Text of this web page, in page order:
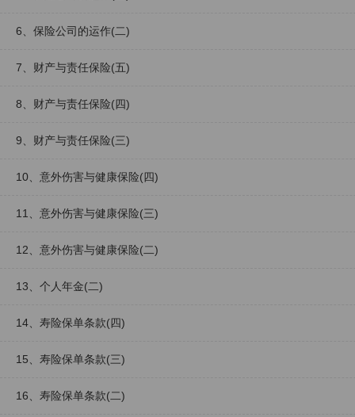
6、保险公司的运作(二)
7、财产与责任保险(五)
8、财产与责任保险(四)
9、财产与责任保险(三)
10、意外伤害与健康保险(四)
11、意外伤害与健康保险(三)
12、意外伤害与健康保险(二)
13、个人年金(二)
14、寿险保单条款(四)
15、寿险保单条款(三)
16、寿险保单条款(二)